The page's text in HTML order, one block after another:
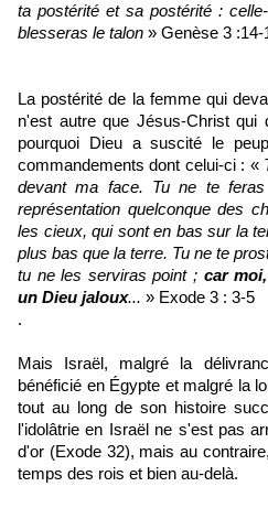
ta postérité et sa postérité :
blesseras le talon » Genèse 3 :14-
La postérité de la femme qui
n'est autre que Jésus-Christ qui
pourquoi Dieu a suscité le
commandements dont celui-ci : «
devant ma face. Tu ne te
représentation quelconque des
les cieux, qui sont en bas sur la
plus bas que la terre. Tu ne te
tu ne les serviras point ; car
un Dieu jaloux... » Exode 3 : 3-5
.
Mais Israël, malgré la
bénéficié en Égypte et malgré la
tout au long de son histoire
l'idolâtrie en Israël ne s'est pas
d'or (Exode 32), mais au
temps des rois et bien au-delà.